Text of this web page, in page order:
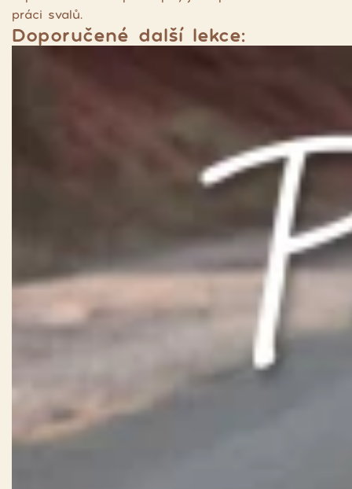
práci svalů.
Doporučené další lekce: